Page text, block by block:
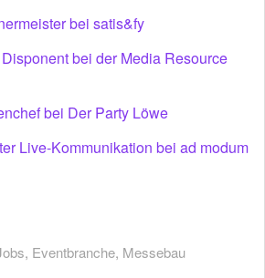
bei satis&fy
bei der Media Resource
bei Der Party Löwe
Live-Kommunikation bei ad modum
, Eventbranche, Messebau